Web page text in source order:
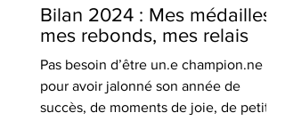
Bilan 2024 : Mes médailles,
mes rebonds, mes relais
Pas besoin d’être un.e champion.ne
pour avoir jalonné son année de
succès, de moments de joie, de petits